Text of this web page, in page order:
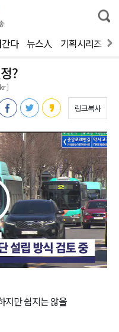
통
합
색
다 뉴스人 기획시리즈
?
]
링크복사
지만 쉽지는 않을